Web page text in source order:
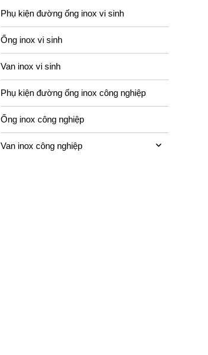
Phụ kiện đường ống inox vi sinh
Ống inox vi sinh
Van inox vi sinh
Phụ kiện đường ống inox công nghiệp
Ống inox công nghiệp
Van inox công nghiệp